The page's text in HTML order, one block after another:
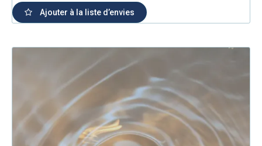
Ajouter à la liste d’envies